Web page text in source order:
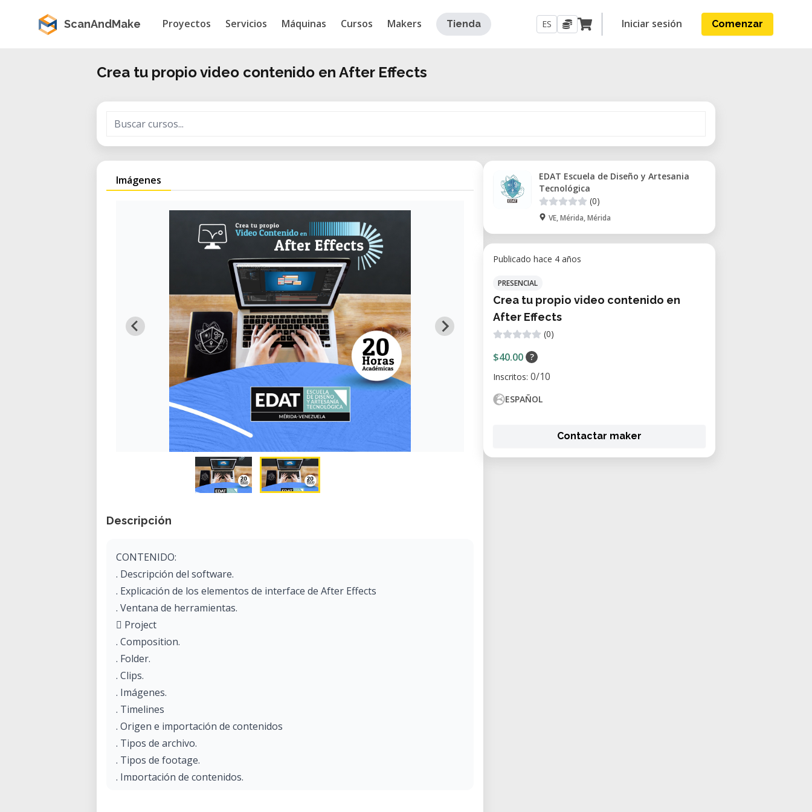
ScanAndMake Proyectos Servicios Máquinas Cursos Makers Tienda ES Iniciar sesión Comenzar
Crea tu propio video contenido en After Effects
Imágenes
Descripción
CONTENIDO:
. Descripción del software.
. Explicación de los elementos de interface de After Effects
. Ventana de herramientas.
 Project
. Composition.
. Folder.
. Clips.
. Imágenes.
. Timelines
. Origen e importación de contenidos
. Tipos de archivo.
. Tipos de footage.
. Importación de contenidos.
EDAT Escuela de Diseño y Artesania
Tecnológica
(0)
VE, Mérida, Mérida
Publicado hace 4 años
PRESENCIAL
Crea tu propio video contenido en
After Effects
(0)
$40.00 ?
Inscritos: 0/10
ESPAÑOL
Contactar maker